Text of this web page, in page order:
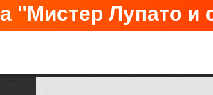
"Мистер Лупато